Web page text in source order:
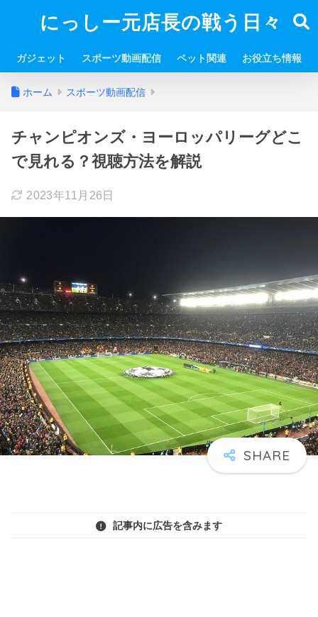
にっしー元店長の戦う日々
ガジェット スポーツ動画配信 ペット関連 お役立ち情報
ホーム スポーツ動画配信
チャンピオンズ・ヨーロッパリーグどこ
で見れる？視聴方法を解説
2023年11月26日
記事内に広告を含みます